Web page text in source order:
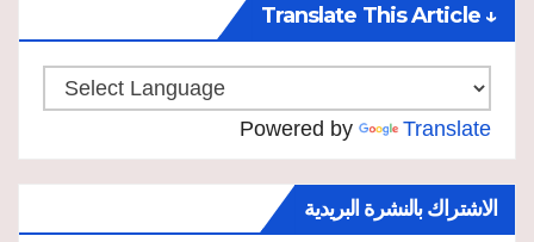
↓ Translate This Article
Powered by Translate
الاشتراك بالنشرة البريدية